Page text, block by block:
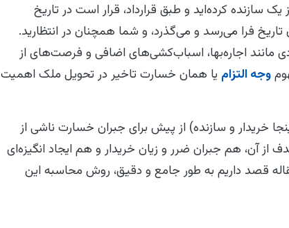
سازنده کرده‌اید و طبق قرارداد، قرار است در تاریخ
فرا می‌رسد و می‌گذرد، و شما همچنان در انتظارید.
مانند اجاره‌بها، اسباب‌کشی‌های اضافی و فرصت‌های از
وجه التزام یا همان خسارت تاخیر در تحویل ملک اهمیت
خریدار و سازنده) از پیش برای جبران خسارت ناشی از
از آن، هم جبران ضرر و زیان خریدار و هم ایجاد انگیزه‌ای
قصد داریم به طور جامع و دقیق، روش محاسبه این